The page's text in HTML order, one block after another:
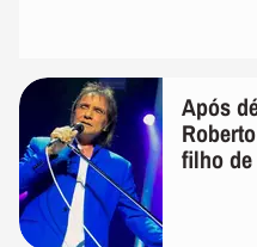
Após
filho de